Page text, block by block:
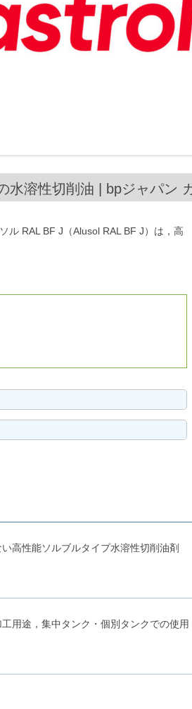
水溶性切削油 | bpジャパン
ル RAL BF J（Alusol RAL BF J）は，高
高性能ソルブルタイプ水溶性切削油剤
用途，集中タンク・個別タンクでの使用